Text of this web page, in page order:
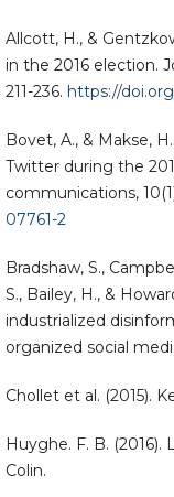
Allcott, H., &
in the 2016 election.
211-236. https://doi.org/
Bovet, A., & Makse,
Twitter during the
communications,
07761-2
Bradshaw, S.,
S., Bailey, H., &
industrialized
organized social
Chollet et al. (2015).
Huyghe. F. B.
Colin.